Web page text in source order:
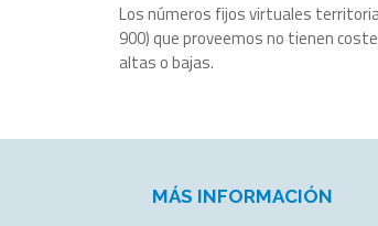
Los números fijos virtuales
900) que proveemos no tienen
altas o bajas.
MÁS INFORMACIÓN